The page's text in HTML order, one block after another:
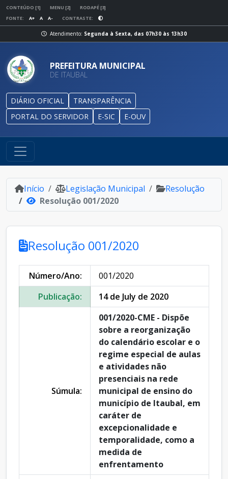
CONTEÚDO [1] MENU [2]
RODAPÉ [3]
FONTE:
A+ A A- CONTRASTE:
Atendimento: Segunda à Sexta, das 07h30 às 13h30
PREFEITURA MUNICIPAL
DE ITAUBAL
DIÁRIO OFICIAL
TRANSPARÊNCIA
PORTAL DO SERVIDOR
E-SIC E-OUV
Início Legislação Municipal
Resolução
Resolução 001/2020
Resolução 001/2020
Número/Ano:
001/2020
Publicação:
14 de July de 2020
Súmula:
001/2020-CME - Dispõe
sobre a reorganização
do calendário escolar e o
regime especial de aulas
e atividades não
presenciais na rede
municipal de ensino do
município de Itaubal, em
caráter de
excepcionalidade e
temporalidade, como a
medida de
enfrentamento